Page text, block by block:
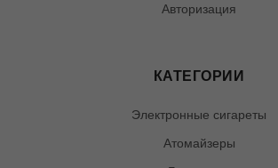
Авторизация
КАТЕГОРИИ
Электронные сигареты
Атомайзеры